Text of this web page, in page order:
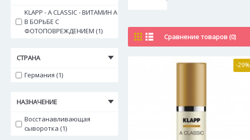
KLAPP - A CLASSIC - ВИТАМИН А
В БОРЬБЕ С
ФОТОПОВРЕЖДЕНИЕМ (1)
СТРАНА
Германия (1)
НАЗНАЧЕНИЕ
Восстанавливающая
сыворотка (1)
Сравнение товаров (0)
-29%